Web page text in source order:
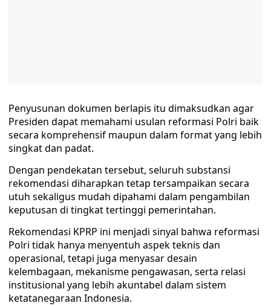
Penyusunan dokumen berlapis itu dimaksudkan agar
Presiden dapat memahami usulan reformasi Polri baik
secara komprehensif maupun dalam format yang lebih
singkat dan padat.
Dengan pendekatan tersebut, seluruh substansi
rekomendasi diharapkan tetap tersampaikan secara
utuh sekaligus mudah dipahami dalam pengambilan
keputusan di tingkat tertinggi pemerintahan.
Rekomendasi KPRP ini menjadi sinyal bahwa reformasi
Polri tidak hanya menyentuh aspek teknis dan
operasional, tetapi juga menyasar desain
kelembagaan, mekanisme pengawasan, serta relasi
institusional yang lebih akuntabel dalam sistem
ketatanegaraan Indonesia.